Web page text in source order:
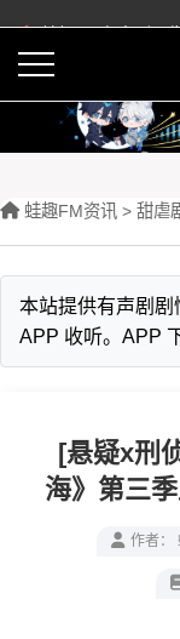
蛙趣FM有声剧预
蛙趣FM资讯 > 甜虐
本站提供有声剧
APP 收听。APP
[悬疑x刑
海》第三
作者：